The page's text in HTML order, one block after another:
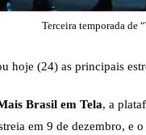
Terceira temporada de
hoje (24) as principais
Brasil em Tela, a
em 9 de dezembro, e